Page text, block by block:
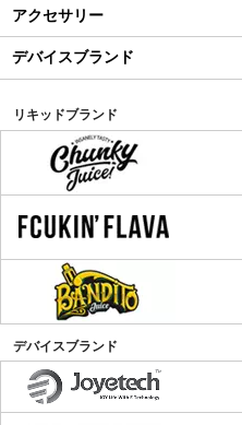
アクセサリー
デバイスブランド
リキッドブランド
デバイスブランド